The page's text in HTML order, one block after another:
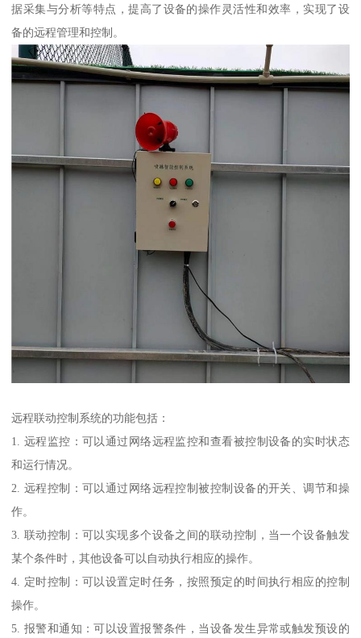
据采集与分析等特点，提高了设备的操作灵活性和效率，实现了设
备的远程管理和控制。
远程联动控制系统的功能包括：
1. 远程监控：可以通过网络远程监控和查看被控制设备的实时状态
和运行情况。
2. 远程控制：可以通过网络远程控制被控制设备的开关、调节和操
作。
3. 联动控制：可以实现多个设备之间的联动控制，当一个设备触发
某个条件时，其他设备可以自动执行相应的操作。
4. 定时控制：可以设置定时任务，按照预定的时间执行相应的控制
操作。
5. 报警和通知：可以设置报警条件，当设备发生异常或触发预设的